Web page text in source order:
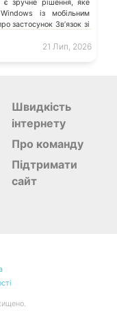
є зручне рішення, яке
із мобільним
застосунок Звʼязок зі
ваш ПК на
21 Лип, 2026
Швидкість
інтернету
Про команду
Підтримати
сайт